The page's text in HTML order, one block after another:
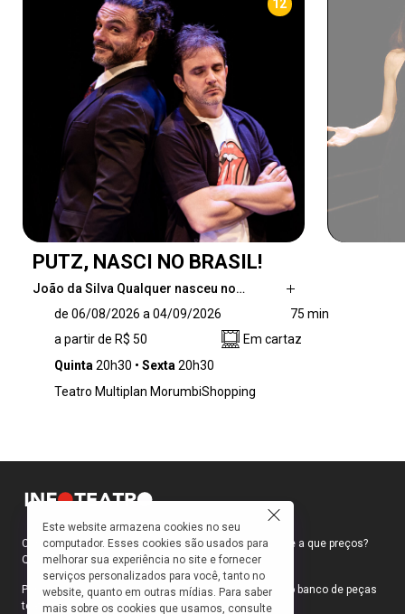
12
PUTZ, NASCI NO BRASIL!
João da Silva Qualquer nasceu no…
desde bebê, acumula decepções com o país.
Desde pagar por uma piscina que não existe
até ser feito de bobo pela burocracia: João
Com a ajuda de Cláudio — um “consultor
de 06/08/2026 a 04/09/2026
75 min
a partir de R$ 50
Em cartaz
Quinta 20h30 Sexta 20h30
Teatro Multiplan MorumbiShopping
Como faço para ir ao teatro? Onde compro ingressos e a que preços?
Quais peças estão em cartaz?
Para responder a essas e outras perguntas, criamos o banco de peças
teatrais do INFOTEATRO.
Este website armazena cookies no seu
computador. Esses cookies são usados para
melhorar sua experiência no site e fornecer
serviços personalizados para você, tanto no
website, quanto em outras mídias. Para saber
mais sobre os cookies que usamos, consulte